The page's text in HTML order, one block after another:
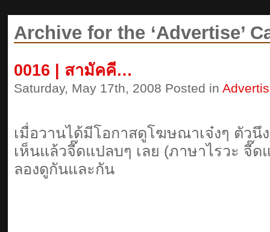
Archive for the ‘Advertise’
0016 | สามัคคี…
Saturday, May 17th, 2008 Posted in
เมื่อวานได้มีโอกาสดูโฆษณาเจ๋งๆ ตัวนึ
เห็นแล้วจี๊ดแปลบๆ เลย (ภาษาไรวะ จี๊ด
ลองดูกันและกัน